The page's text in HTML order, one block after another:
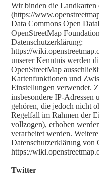
Wir binden die Landkarten
(https://
Data Commons Open
OpenStreetMap
Datenschutzerklärung:
https://
unserer Kenntnis werden
OpenStreetMap
Kartenfunktionen und
Einstellungen verwendet.
insbesondere IP-Adressen
gehören, die jedoch nicht
Regelfall im Rahmen der
vollzogen), erhoben
verarbeitet werden.
Datenschutzerklärung von
https://
Twitter